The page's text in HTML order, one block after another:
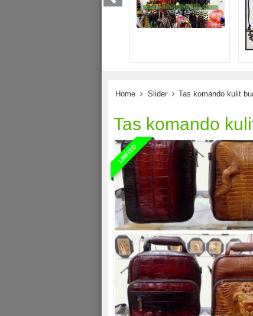
Home Slider Tas komando kulit
Tas komando
LIMITED